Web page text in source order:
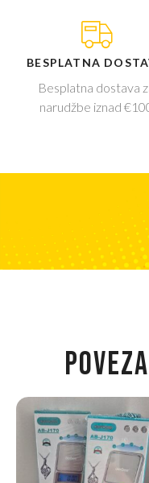
BESPLATNA
Besplatna dostava
narudžbe iznad